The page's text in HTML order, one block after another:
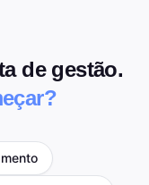
de gestão.